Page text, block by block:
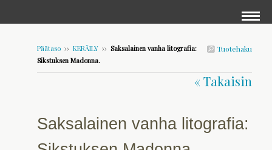
Tuotehaku
Päätaso ›› KERÄILY ›› Saksalainen vanha litografia:
Sikstuksen Madonna.
« Takaisin
Saksalainen vanha litografia: